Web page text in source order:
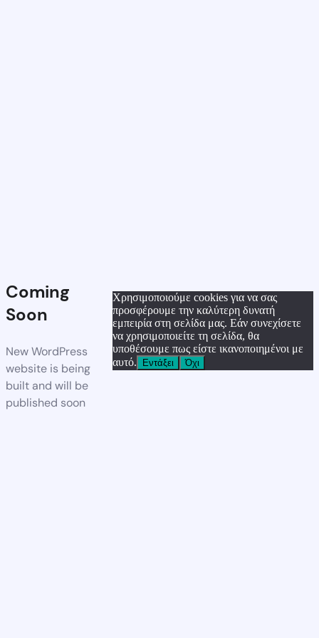
Coming
Soon
New WordPress
website is being
built and will be
published soon
Χρησιμοποιούμε cookies για να σας
προσφέρουμε την καλύτερη δυνατή
εμπειρία στη σελίδα μας. Εάν συνεχίσετε
να χρησιμοποιείτε τη σελίδα, θα
υποθέσουμε πως είστε ικανοποιημένοι με
αυτό.
Εντάξει Όχι